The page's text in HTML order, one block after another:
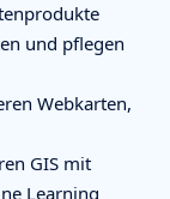
und pflegen
Webkarten,
GIS mit
Learning